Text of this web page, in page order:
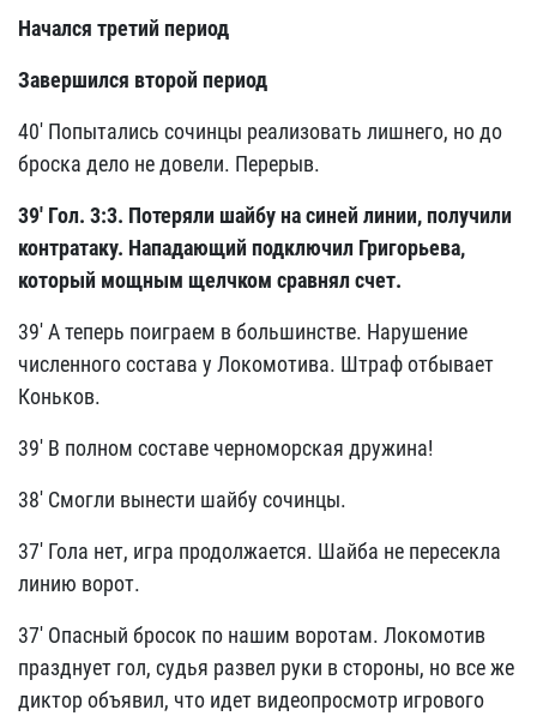
Начался третий период
Завершился второй период
40' Попытались сочинцы реализовать лишнего, но до
броска дело не довели. Перерыв.
39' Гол. 3:3. Потеряли шайбу на синей линии, получили
контратаку. Нападающий подключил Григорьева,
который мощным щелчком сравнял счет.
39' А теперь поиграем в большинстве. Нарушение
численного состава у Локомотива. Штраф отбывает
Коньков.
39' В полном составе черноморская дружина!
38' Смогли вынести шайбу сочинцы.
37' Гола нет, игра продолжается. Шайба не пересекла
линию ворот.
37' Опасный бросок по нашим воротам. Локомотив
празднует гол, судья развел руки в стороны, но все же
диктор объявил, что идет видеопросмотр игрового